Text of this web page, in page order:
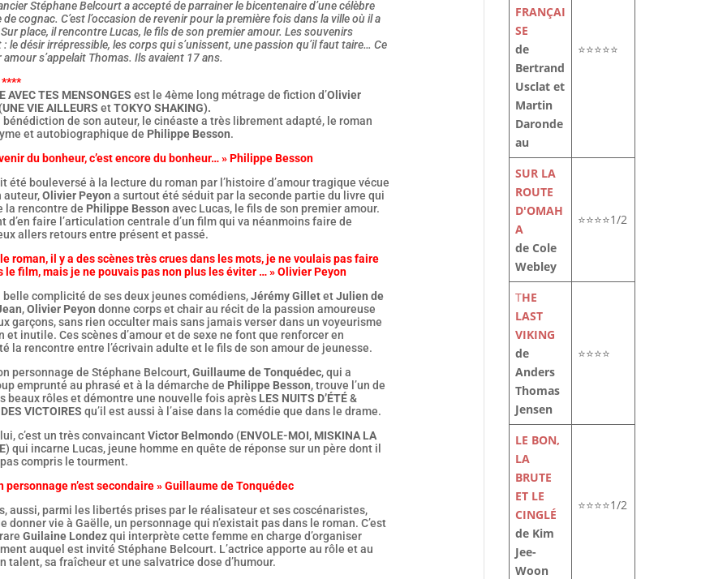
Stéphane Belcourt a accepté de parrainer le bicentenaire d’une célèbre
cognac. C’est l’occasion de revenir pour la première fois dans la ville où il a
place, il rencontre Lucas, le fils de son premier amour. Les souvenirs
le désir irrépressible, les corps qui s’unissent, une passion qu’il faut taire… Ce
amour s’appelait Thomas. Ils avaient 17 ans.
AVEC TES MENSONGES est le 4ème long métrage de fiction d’Olivier
(UNE VIE AILLEURS etTOKYO SHAKING).
bénédiction de son auteur, le cinéaste a très librement adapté, le roman
et autobiographique de Philippe Besson.
du bonheur, c’est encore du bonheur… » Philippe Besson
été bouleversé à la lecture du roman par l’histoire d’amour tragique vécue
auteur,Olivier Peyon a surtout été séduit par la seconde partie du livre qui
la rencontre de Philippe Besson avec Lucas, le fils de son premier amour.
d’en faire l’articulation centrale d’un film qui va néanmoins faire de
allers retours entre présent et passé.
roman, il y a des scènes très crues dans les mots, je ne voulais pas faire
le film, mais je ne pouvais pas non plus les éviter … » Olivier Peyon
belle complicité de ses deux jeunes comédiens,Jérémy GilletetJulien de
,Olivier Peyon donne corps et chair au récit de la passion amoureuse
garçons, sans rien occulter mais sans jamais verser dans un voyeurisme
et inutile. Ces scènes d’amour et de sexe ne font que renforcer en
la rencontre entre l’écrivain adulte et le fils de son amour de jeunesse.
personnage de Stéphane Belcourt,Guillaume de Tonquédec, qui a
emprunté au phrasé et à la démarche de Philippe Besson, trouve l’un de
beaux rôles et démontre une nouvelle fois après LES NUITS D’ÉTÉ&
VICTOIRES qu’il est aussi à l’aise dans la comédie que dans le drame.
c’est un très convaincantVictor Belmondo(ENVOLE-MOI, MISKINA LA
) qui incarne Lucas, jeune homme en quête de réponse sur un père dont il
pas compris le tourment.
personnage n’est secondaire » Guillaume de Tonquédec
aussi, parmi les libertés prises par le réalisateur et ses coscénaristes,
donner vie à Gaëlle, un personnage qui n’existait pas dans le roman. C’est
Guilaine Londezqui interprète cette femme en charge d’organiser
auquel est invité Stéphane Belcourt. L’actrice apporte au rôle et au
talent, sa fraîcheur et une salvatrice dose d’humour.
FRANÇAI
SE
de
Bertrand
Usclat et
Martin
Daronde
au
⭐⭐⭐⭐⭐
SUR LA
ROUTE
D'OMAH
A
de Cole
Webley
⭐⭐⭐⭐1/2
THE
LAST
VIKING
de
Anders
Thomas
Jensen
⭐⭐⭐⭐
LE BON,
LA
BRUTE
ET LE
CINGLÉ
de Kim
Jee-
Woon
⭐⭐⭐⭐1/2